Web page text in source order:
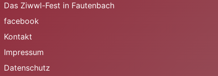
Das Ziwwl-Fest in Fautenbach
facebook
Kontakt
Impressum
Datenschutz